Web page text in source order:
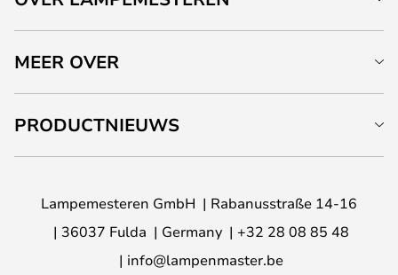
MEER OVER
PRODUCTNIEUWS
Lampemesteren GmbH
Rabanusstraße 14-16
36037 Fulda
Germany
+32 28 08 85 48
info@lampenmaster.be